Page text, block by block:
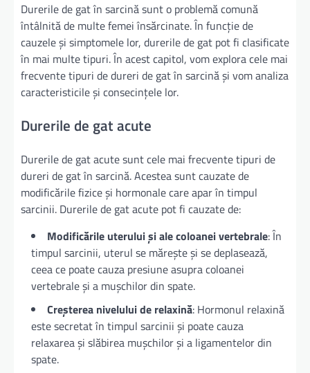
Durerile de gat în sarcină sunt o problemă comună
întâlnită de multe femei însărcinate. În funcție de
cauzele și simptomele lor, durerile de gat pot fi clasificate
în mai multe tipuri. În acest capitol, vom explora cele mai
frecvente tipuri de dureri de gat în sarcină și vom analiza
caracteristicile și consecințele lor.
Durerile de gat acute
Durerile de gat acute sunt cele mai frecvente tipuri de
dureri de gat în sarcină. Acestea sunt cauzate de
modificările fizice și hormonale care apar în timpul
sarcinii. Durerile de gat acute pot fi cauzate de:
Modificările uterului și ale coloanei vertebrale: În
timpul sarcinii, uterul se mărește și se deplasează,
ceea ce poate cauza presiune asupra coloanei
vertebrale și a mușchilor din spate.
Creșterea nivelului de relaxină: Hormonul relaxină
este secretat în timpul sarcinii și poate cauza
relaxarea și slăbirea mușchilor și a ligamentelor din
spate.